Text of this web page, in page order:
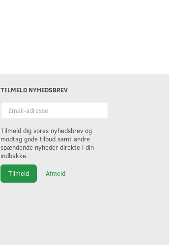
TILMELD NYHEDSBREV
adresse
Tilmeld dig vores nyhedsbrev og
modtag gode tilbud samt andre
spændende nyheder direkte i din
indbakke.
Tilmeld Afmeld